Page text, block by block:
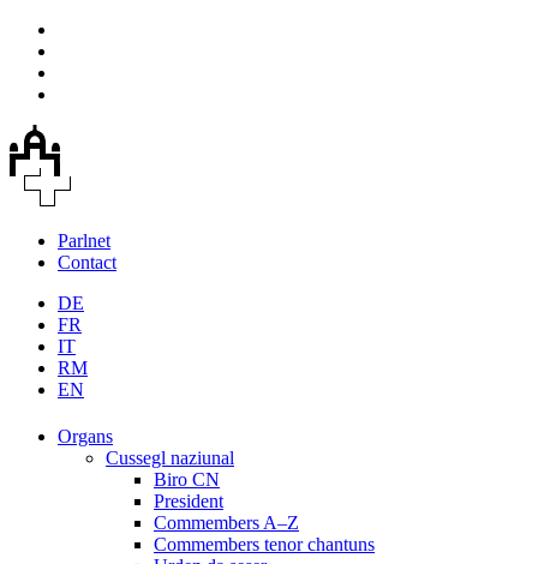
Parlnet
Contact
DE
FR
IT
RM
EN
Organs
Cussegl naziunal
Biro CN
President
Commembers A–Z
Commembers tenor chantuns